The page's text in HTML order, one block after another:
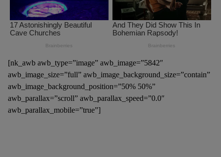
[nk_awb awb_type=”image” awb_image=”5842″
awb_image_size=”full” awb_image_background_size=”contain”
awb_image_background_position=”50% 50%”
awb_parallax=”scroll” awb_parallax_speed=”0.0″
awb_parallax_mobile=”true”]